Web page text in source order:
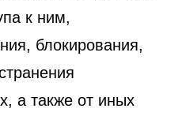
к ним,
блокирования,
а также от иных